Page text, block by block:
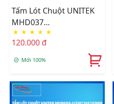
Tấm Lót Chuột UNITEK
MHD037
(245*265*15)MM
★ ★ ★ ★ ★
120.000 đ
Mới 100%